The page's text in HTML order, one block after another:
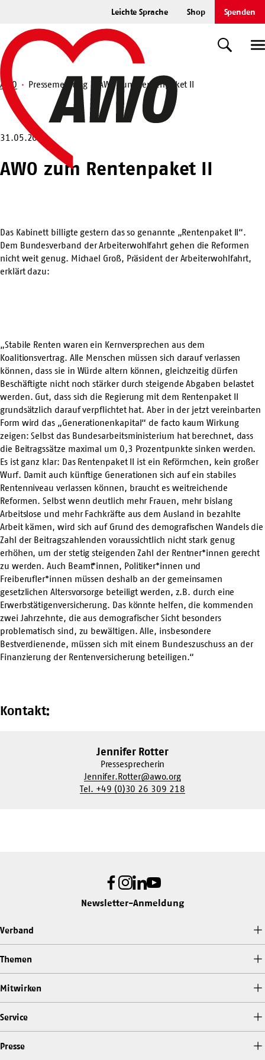
springen
Leichte Sprache Shop Spenden
Startseite
Suche
Suche
AWO Pressemeldung AWO zum Rentenpaket II
31.05.2024
AWO zum Rentenpaket II
Das Kabinett billigte gestern das so genannte „Rentenpaket II“.
Dem Bundesverband der Arbeiterwohlfahrt gehen die Reformen
nicht weit genug. Michael Groß, Präsident der Arbeiterwohlfahrt,
erklärt dazu:
„Stabile Renten waren ein Kernversprechen aus dem
Koalitionsvertrag. Alle Menschen müssen sich darauf verlassen
können, dass sie in Würde altern können, gleichzeitig dürfen
Beschäftigte nicht noch stärker durch steigende Abgaben belastet
werden. Gut, dass sich die Regierung mit dem Rentenpaket II
grundsätzlich darauf verpflichtet hat. Aber in der jetzt vereinbarten
Form wird das „Generationenkapital“ de facto kaum Wirkung
zeigen: Selbst das Bundesarbeitsministerium hat berechnet, dass
die Beitragssätze maximal um 0,3 Prozentpunkte sinken werden.
Es ist ganz klar: Das Rentenpaket II ist ein Reförmchen, kein großer
Wurf. Damit auch künftige Generationen sich auf ein stabiles
Rentenniveau verlassen können, braucht es weitreichende
Reformen. Selbst wenn deutlich mehr Frauen, mehr bislang
Arbeitslose und mehr Fachkräfte aus dem Ausland in bezahlte
Arbeit kämen, wird sich auf Grund des demografischen Wandels die
Zahl der Beitragszahlenden voraussichtlich nicht stark genug
erhöhen, um der stetig steigenden Zahl der Rentner*innen gerecht
zu werden. Auch Beamt*innen, Politiker*innen und
Freiberufler*innen müssen deshalb an der gemeinsamen
gesetzlichen Altersvorsorge beteiligt werden, z.B. durch eine
Erwerbstätigenversicherung. Das könnte helfen, die kommenden
zwei Jahrzehnte, die aus demografischer Sicht besonders
problematisch sind, zu bewältigen. Alle, insbesondere
Bestverdienende, müssen sich mit einem Bundeszuschuss an der
Finanzierung der Rentenversicherung beteiligen.“
Kontakt:
Jennifer Rotter
Pressesprecherin
Jennifer.Rotter@awo.org
Tel. +49 (0)30 26 309 218
Facebook
Instagram
LinkedIn
Youtube
Newsletter-Anmeldung
Verband
Themen
Mitwirken
Service
Presse